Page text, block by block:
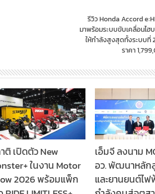
รีวิว Honda Accord
มาพร้อมระบบขับเคลื่อนไฮ
ให้กำลังสูงสุดทั้งระบบที่
ราคา
ติ เปิดตัว New
ในงาน Motor
2026 พร้อมแพ็ก
เอ็มจี ลงนาม
อว. พัฒนาหลัก
และยานยนต์ไ